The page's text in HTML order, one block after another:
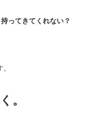
ってきてくれない？
。